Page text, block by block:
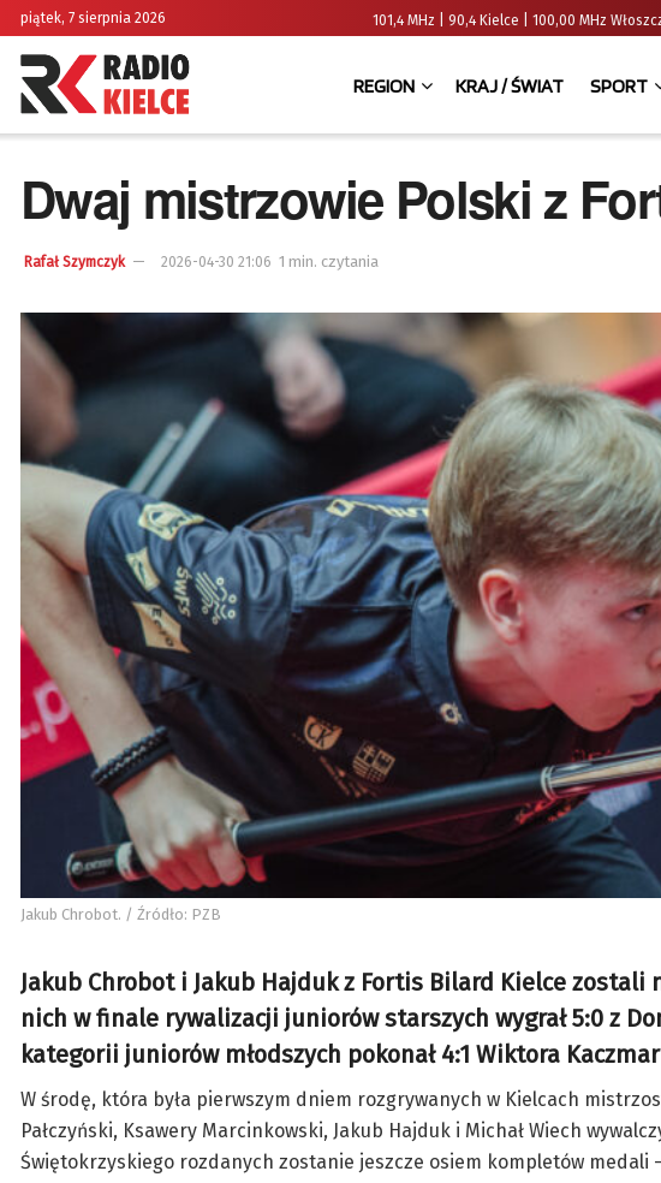
piątek, 7 sierpnia 2026 101,4 MHz | 90,4 Kielce | 100,00 MHz
REGION KRAJ / ŚWIAT SPORT
Dwaj mistrzowie Polski z
Rafał Szymczyk 2026-04-30 21:06 1 min. czytania
Jakub Chrobot. / Źródło: PZB
Jakub Chrobot i Jakub Hajduk z Fortis Bilard Kielce
nich w finale rywalizacji juniorów starszych wygrał 5:0 z
kategorii juniorów młodszych pokonał 4:1 Wiktora
W środę, która była pierwszym dniem rozgrywanych w Kielcach
Pałczyński, Ksawery Marcinkowski, Jakub Hajduk i Michał Wiech
Świętokrzyskiego rozdanych zostanie jeszcze osiem kompletów